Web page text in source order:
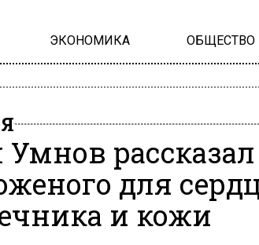
ЭКОНОМИКА ОБЩЕСТВО
Умнов
для
и кожи